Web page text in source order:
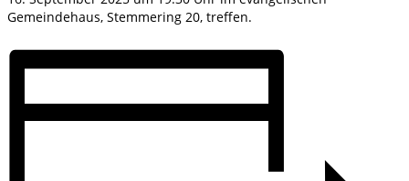
Gemeindehaus, Stemmering 20, treffen.